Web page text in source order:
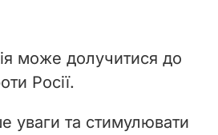
може долучитися до
Росії.
уваги та стимулювати